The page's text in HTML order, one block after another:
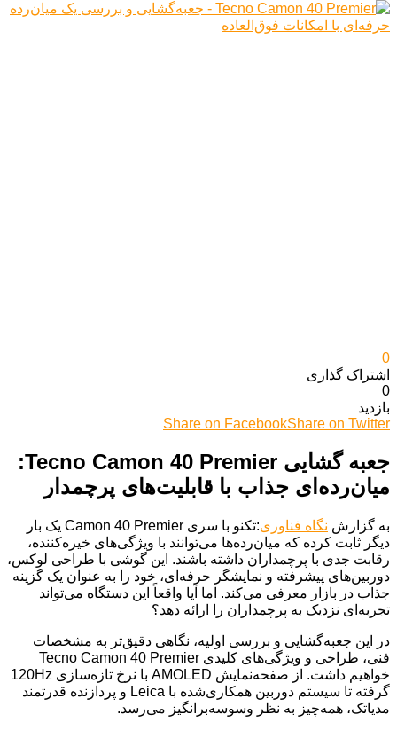
0
اشتراک گذاری‌
0
بازدید
Share on FacebookShare on Twitter
جعبه گشایی Tecno Camon 40 Premier:
میان‌رده‌ای جذاب با قابلیت‌های پرچمدار
به گزارش نگاه فناوری
:تکنو با سری Camon 40 Premier یک بار
دیگر ثابت کرده که میان‌رده‌ها می‌توانند با ویژگی‌های خیره‌کننده،
رقابت جدی با پرچمداران داشته باشند. این گوشی با طراحی لوکس،
دوربین‌های پیشرفته و نمایشگر حرفه‌ای، خود را به عنوان یک گزینه
جذاب در بازار معرفی می‌کند. اما آیا واقعاً این دستگاه می‌تواند
تجربه‌ای نزدیک به پرچمداران را ارائه دهد؟
در این جعبه‌گشایی و بررسی اولیه، نگاهی دقیق‌تر به مشخصات
فنی، طراحی و ویژگی‌های کلیدی Tecno Camon 40 Premier
خواهیم داشت. از صفحه‌نمایش AMOLED با نرخ تازه‌سازی 120Hz
گرفته تا سیستم دوربین همکاری‌شده با Leica و پردازنده قدرتمند
مدیاتک، همه‌چیز به نظر وسوسه‌برانگیز می‌رسد.